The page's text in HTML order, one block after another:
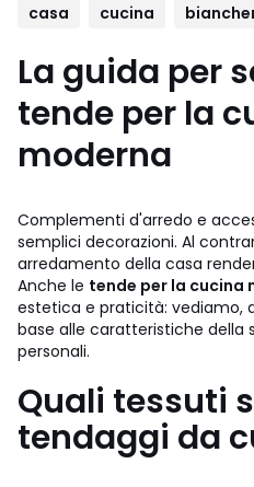
casa cucina
La guida per
tende per la
moderna
Complementi d'arredo e
semplici decorazioni. Al
arredamento della casa
Anche le tende per la cucina
estetica e praticità: vediamo,
base alle caratteristiche della
personali.
Quali tessuti
tendaggi da